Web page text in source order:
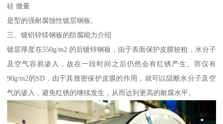
硅 微量
是型的强耐腐蚀性镀层钢板。
三、镀铝锌镁钢板的防腐能力介绍
镀层厚度在550g/m2 的后镀锌钢板，由于表面保护皮膜较粗，水分子
及空气容易渗入，故在一段时间之后仍然会有红锈产生。而仅有
90g/m2的SD，由于其致密保护皮膜的作用，就可以阻断水分子及空
气的渗入，避免红锈的继续发生，从而达到更高的耐腐水平。